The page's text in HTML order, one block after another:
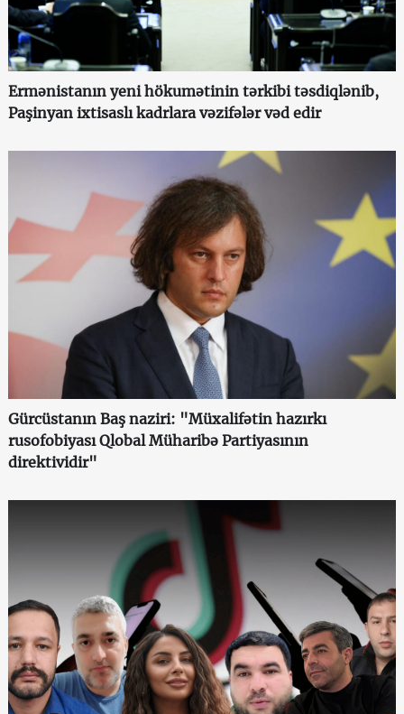
Ermənistanın yeni hökumətinin tərkibi təsdiqlənib,
Paşinyan ixtisaslı kadrlara vəzifələr vəd edir
Gürcüstanın Baş naziri: "Müxalifətin hazırkı
rusofobiyası Qlobal Müharibə Partiyasının
direktividir"